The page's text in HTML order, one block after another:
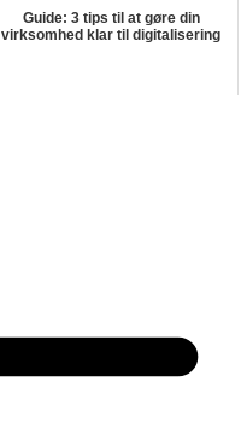
Guide: 3 tips til at gøre din
virksomhed klar til digitalisering